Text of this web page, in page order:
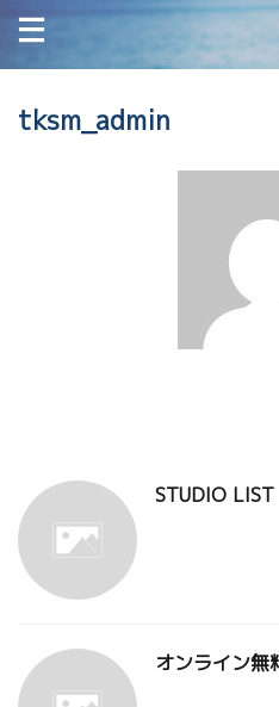
tksm_admin
STUDIO LIST
オンライン無